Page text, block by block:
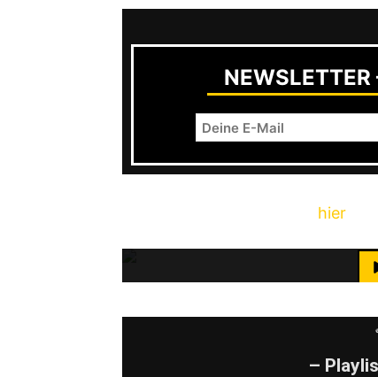
hier.
Mit dem Laden des Videos
–